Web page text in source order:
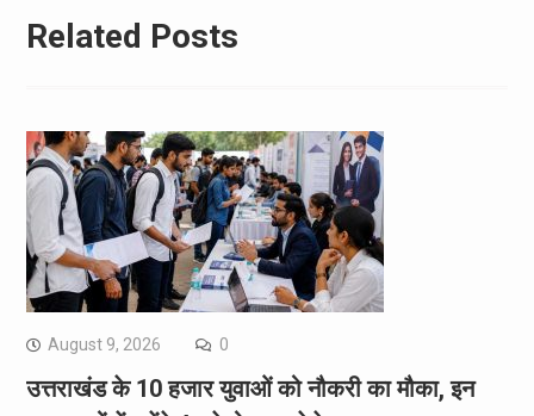
Related Posts
August 9, 2026 0
उत्तराखंड के 10 हजार युवाओं को नौकरी का मौका, इन